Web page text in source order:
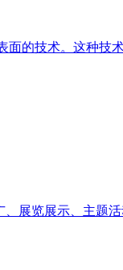
面的技术。这种
、展览展示、主